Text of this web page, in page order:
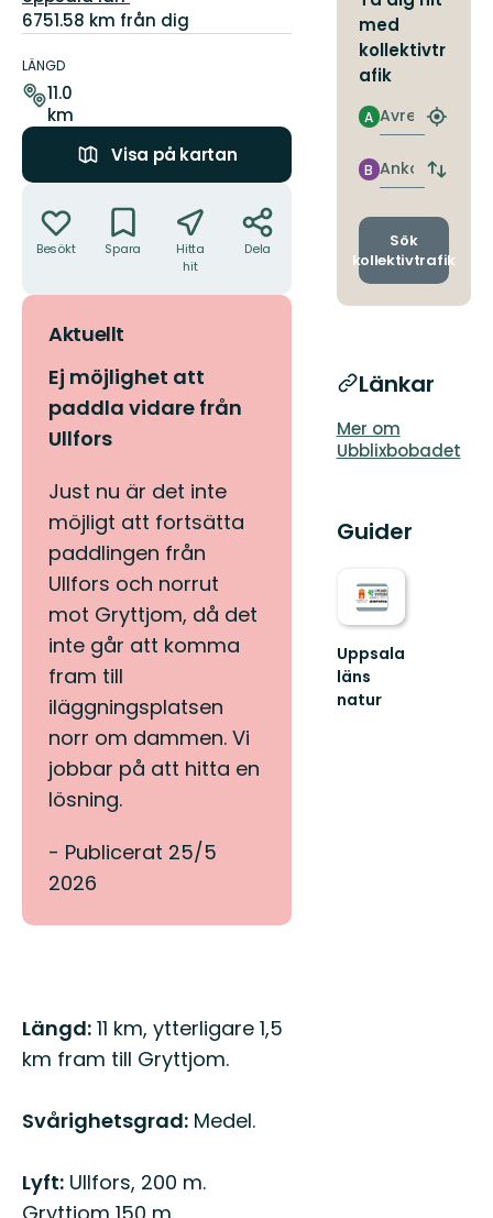
6751.58 km från dig
om
leden
LÄNGD
11.0
km
Visa på kartan
Besökt Spara
Hitta
hit
Dela
Aktuellt
Ej möjlighet att
paddla vidare från
Ullfors
Just nu är det inte
möjligt att fortsätta
paddlingen från
Ullfors och norrut
mot Gryttjom, då det
inte går att komma
fram till
iläggningsplatsen
norr om dammen. Vi
jobbar på att hitta en
lösning.
- Publicerat 25/5
2026
Beskrivning
Längd: 11 km, ytterligare 1,5
km fram till Gryttjom.
Svårighetsgrad: Medel.
Lyft: Ullfors, 200 m.
med
kollektivtr
afik
Avresa
A
Hitta
Ankomst
B
Byt
och
Sök
kollektivtrafik
Länkar
Mer om
Ubblixbobadet
Guider
Uppsala
läns
natur